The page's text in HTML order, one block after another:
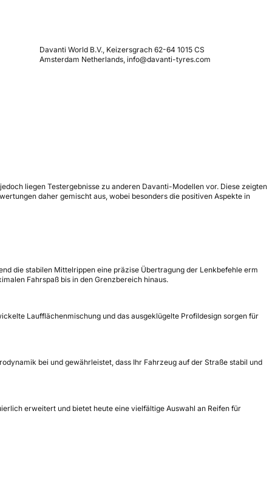
Davanti World B.V., Keizersgrach 62-64 1015 CS
Amsterdam Netherlands, info@davanti-tyres.com
liegen Testergebnisse zu anderen Davanti-Modellen vor. Diese zeigten
daher gemischt aus, wobei besonders die positiven Aspekte in
die stabilen Mittelrippen eine präzise Übertragung der Lenkbefehle erm
Fahrspaß bis in den Grenzbereich hinaus.
Laufflächenmischung und das ausgeklügelte Profildesign sorgen für
bei und gewährleistet, dass Ihr Fahrzeug auf der Straße stabil und
erweitert und bietet heute eine vielfältige Auswahl an Reifen für